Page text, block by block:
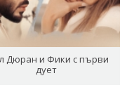
Дюран и Фики с първи
дует